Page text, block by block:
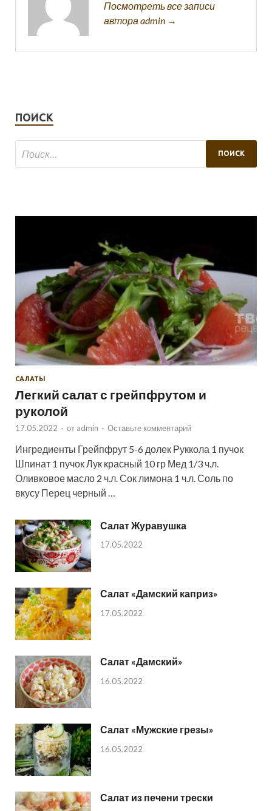
Посмотреть все записи
автора admin →
ПОИСК
САЛАТЫ
Легкий салат с грейпфрутом и
руколой
17.05.2022 - от admin - Оставьте комментарий
Ингредиенты Грейпфрут 5-6 долек Руккола 1 пучок
Шпинат 1 пучок Лук красный 10 гр Мед 1/3 ч.л.
Оливковое масло 2 ч.л. Сок лимона 1 ч.л. Соль по
вкусу Перец черный …
Салат Журавушка
17.05.2022
Салат «Дамский каприз»
17.05.2022
Салат «Дамский»
16.05.2022
Салат «Мужские грезы»
16.05.2022
Салат из печени трески